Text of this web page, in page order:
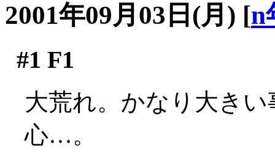
2001年09月03日(月) [n
#1 F1
大荒れ。かなり大き
心…。